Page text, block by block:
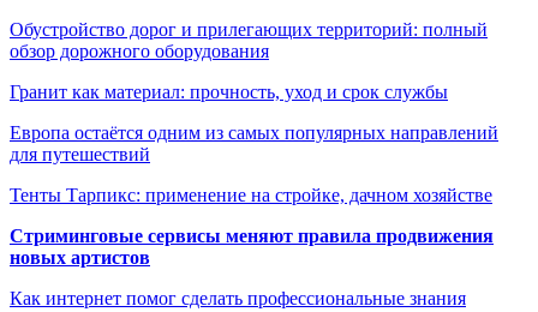
Обустройство дорог и прилегающих территорий: полный
обзор дорожного оборудования
Гранит как материал: прочность, уход и срок службы
Европа остаётся одним из самых популярных направлений
для путешествий
Тенты Тарпикс: применение на стройке, дачном хозяйстве
Стриминговые сервисы меняют правила продвижения
новых артистов
Как интернет помог сделать профессиональные знания